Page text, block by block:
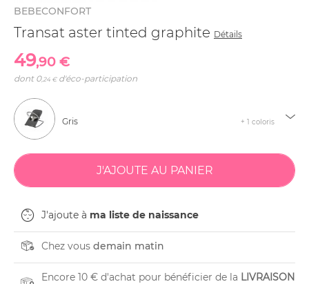
BEBECONFORT
Transat aster tinted graphite Détails
49,90 €
dont 0,24 €d'éco-participation
Gris + 1 coloris
J'ajoute à ma liste de naissance
Chez vous demain matin
Encore 10 € d'achat pour bénéficier de la LIVRAISON